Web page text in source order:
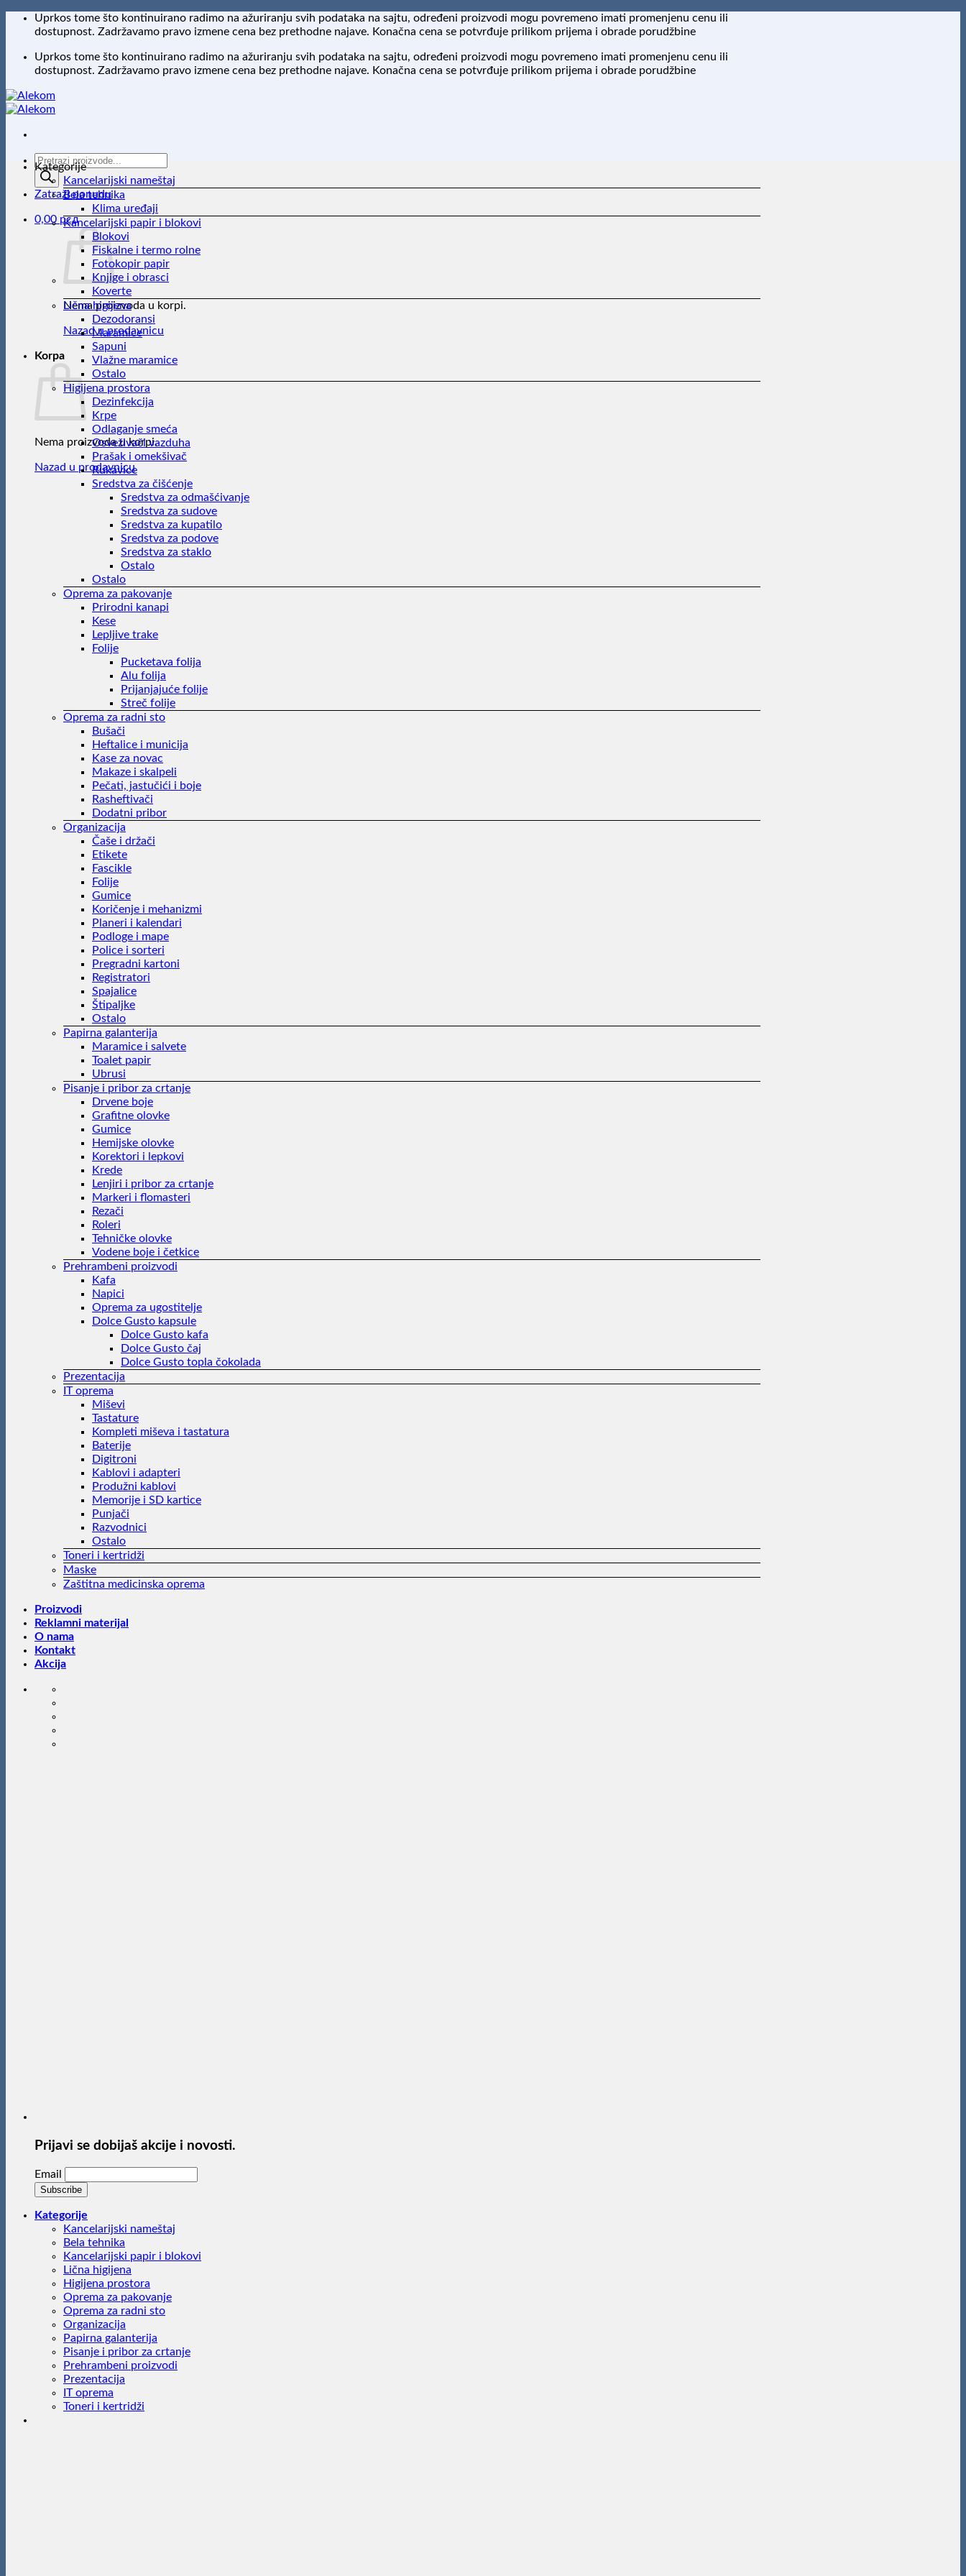
PreskočiUprkos tome što kontinuirano radimo na ažuriranju svih podataka na sajtu, određeni proizvodi mogu povremeno imati promenjenu cenu ili
dostupnost. Zadržavamo pravo izmene cena bez prethodne najave. Konačna cena se potvrđuje prilikom prijema i obrade porudžbine
Uprkos tome što kontinuirano radimo na ažuriranju svih podataka na sajtu, određeni proizvodi mogu povremeno imati promenjenu cenu ili
dostupnost. Zadržavamo pravo izmene cena bez prethodne najave. Konačna cena se potvrđuje prilikom prijema i obrade porudžbine
Products
search
Zatraži ponudu
0,00 рсд
Nema proizvoda u korpi.
Nazad u prodavnicu
Korpa
Nema proizvoda u korpi.
Nazad u prodavnicu
Kategorije
Kancelarijski nameštaj
Bela tehnika
Klima uređaji
Kancelarijski papir i blokovi
Blokovi
Fiskalne i termo rolne
Fotokopir papir
Knjige i obrasci
Koverte
Lična higijena
Dezodoransi
Maramice
Sapuni
Vlažne maramice
Ostalo
Higijena prostora
Dezinfekcija
Krpe
Odlaganje smeća
Osveživači vazduha
Prašak i omekšivač
Rukavice
Sredstva za čišćenje
Sredstva za odmašćivanje
Sredstva za sudove
Sredstva za kupatilo
Sredstva za podove
Sredstva za staklo
Ostalo
Ostalo
Oprema za pakovanje
Prirodni kanapi
Kese
Lepljive trake
Folije
Pucketava folija
Alu folija
Prijanjajuće folije
Streč folije
Oprema za radni sto
Bušači
Heftalice i municija
Kase za novac
Makaze i skalpeli
Pečati, jastučići i boje
Rasheftivači
Dodatni pribor
Organizacija
Čaše i držači
Etikete
Fascikle
Folije
Gumice
Koričenje i mehanizmi
Planeri i kalendari
Podloge i mape
Police i sorteri
Pregradni kartoni
Registratori
Spajalice
Štipaljke
Ostalo
Papirna galanterija
Maramice i salvete
Toalet papir
Ubrusi
Pisanje i pribor za crtanje
Drvene boje
Grafitne olovke
Gumice
Hemijske olovke
Korektori i lepkovi
Krede
Lenjiri i pribor za crtanje
Markeri i flomasteri
Rezači
Roleri
Tehničke olovke
Vodene boje i četkice
Prehrambeni proizvodi
Kafa
Napici
Oprema za ugostitelje
Dolce Gusto kapsule
Dolce Gusto kafa
Dolce Gusto čaj
Dolce Gusto topla čokolada
Prezentacija
IT oprema
Miševi
Tastature
Kompleti miševa i tastatura
Baterije
Digitroni
Kablovi i adapteri
Produžni kablovi
Memorije i SD kartice
Punjači
Razvodnici
Ostalo
Toneri i kertridži
Maske
Zaštitna medicinska oprema
Proizvodi
Reklamni materijal
O nama
Kontakt
Akcija
Prijavi se dobijaš akcije i novosti.
Email
Kategorije
Kancelarijski nameštaj
Bela tehnika
Kancelarijski papir i blokovi
Lična higijena
Higijena prostora
Oprema za pakovanje
Oprema za radni sto
Organizacija
Papirna galanterija
Pisanje i pribor za crtanje
Prehrambeni proizvodi
Prezentacija
IT oprema
Toneri i kertridži